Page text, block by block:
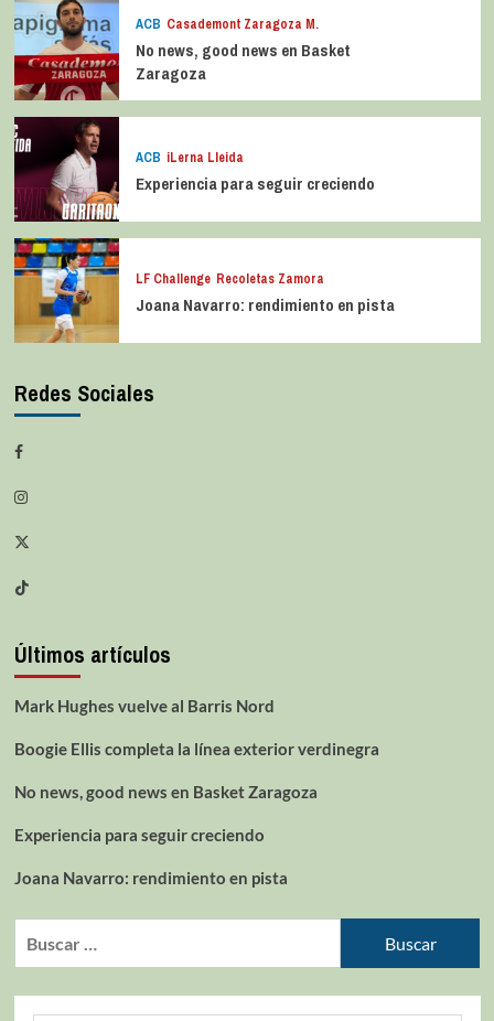
ACB Casademont Zaragoza M.
No news, good news en Basket
Zaragoza
ACB iLerna Lleida
Experiencia para seguir creciendo
LF Challenge Recoletas Zamora
Joana Navarro: rendimiento en pista
Redes Sociales
Últimos artículos
Mark Hughes vuelve al Barris Nord
Boogie Ellis completa la línea exterior verdinegra
No news, good news en Basket Zaragoza
Experiencia para seguir creciendo
Joana Navarro: rendimiento en pista